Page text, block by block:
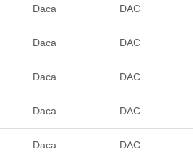
Daca DAC
Daca DAC
Daca DAC
Daca DAC
Daca DAC